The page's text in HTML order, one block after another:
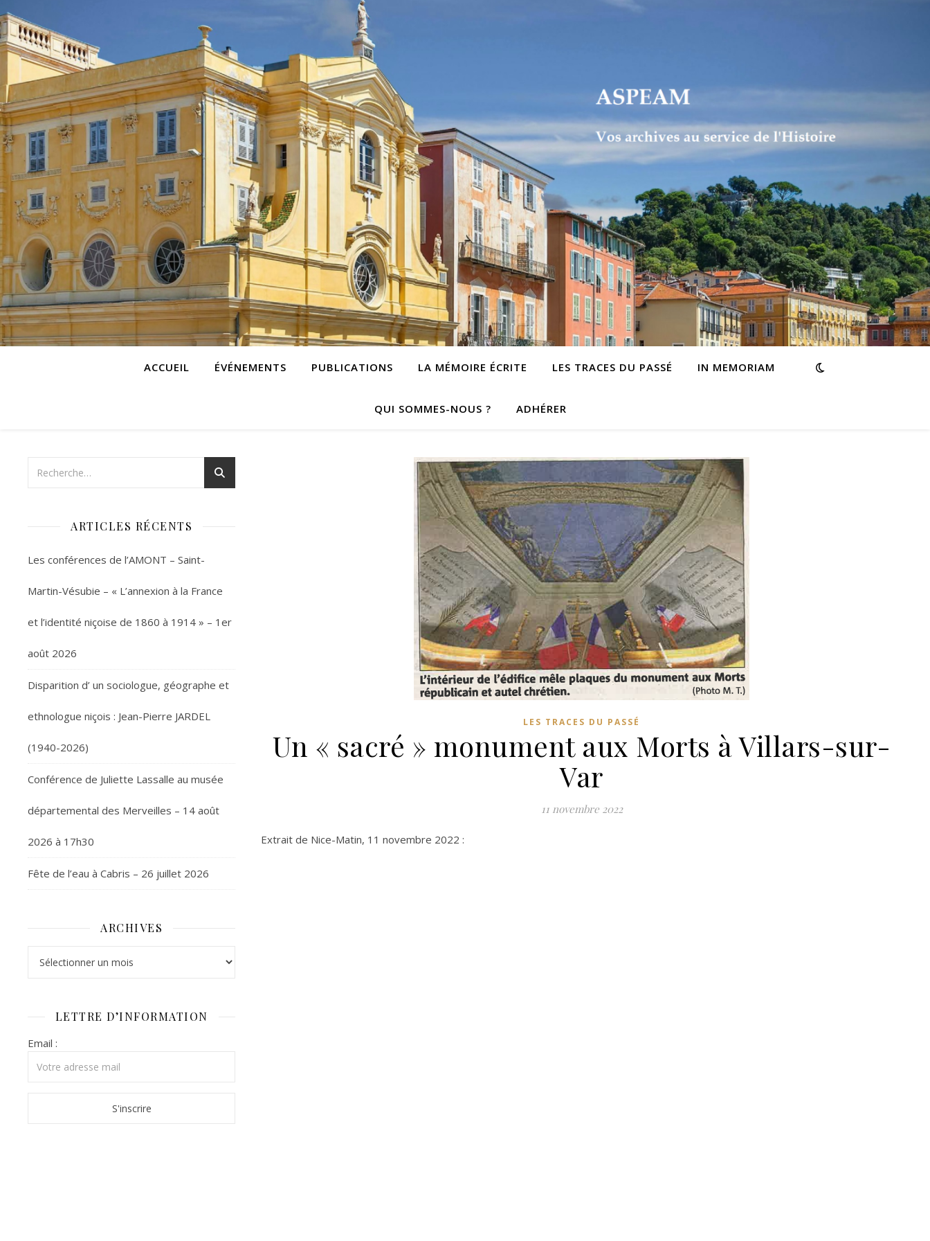
ACCUEIL ÉVÉNEMENTS PUBLICATIONS LA MÉMOIRE ÉCRITE LES TRACES DU PASSÉ IN MEMORIAM
QUI SOMMES-NOUS ? ADHÉRER
ARTICLES RÉCENTS
Les conférences de l’AMONT – Saint-
Martin-Vésubie – « L’annexion à la France
et l’identité niçoise de 1860 à 1914 » – 1er
août 2026
Disparition d’ un sociologue, géographe et
ethnologue niçois : Jean-Pierre JARDEL
(1940-2026)
Conférence de Juliette Lassalle au musée
départemental des Merveilles – 14 août
2026 à 17h30
Fête de l’eau à Cabris – 26 juillet 2026
ARCHIVES
LETTRE D’INFORMATION
Email :
LES TRACES DU PASSÉ
Un « sacré » monument aux Morts à Villars-sur-
Var
11 novembre 2022
Extrait de Nice-Matin, 11 novembre 2022 :